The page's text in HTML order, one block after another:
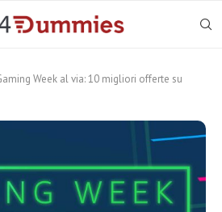
Week al via: 10 migliori offerte su